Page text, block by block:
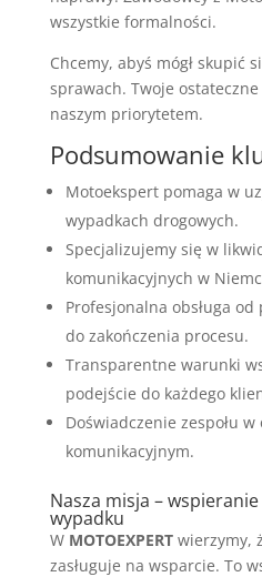
wszystkie formalności.
Chcemy, abyś mógł skupić
sprawach. Twoje
naszym priorytetem.
Podsumowanie
Motoekspert pomaga w
wypadkach drogowych.
Specjalizujemy się w
komunikacyjnych w
Profesjonalna obsługa od
do zakończenia procesu.
Transparentne warunki
podejście do każdego
Doświadczenie zespołu
komunikacyjnym.
Nasza misja –
wypadku
W MOTOEXPERTwierzymy,
zasługuje na wsparcie. To